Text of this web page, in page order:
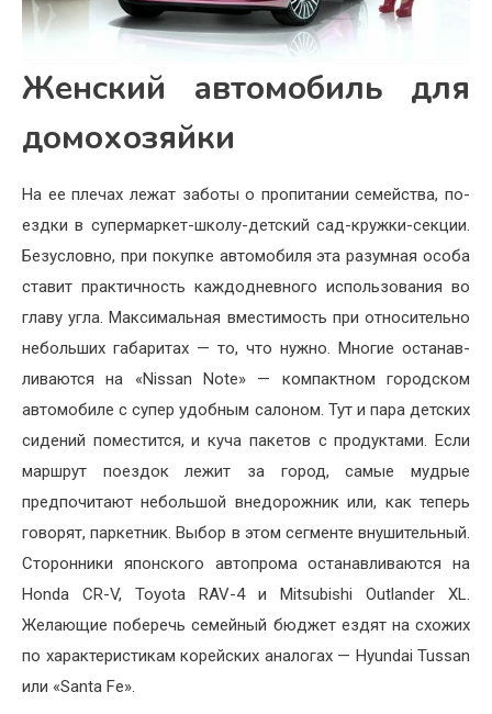
Женский автомобиль для
домохозяйки
На ее плечах лежат заботы о пропитании семейства, по­
ездки в супермаркет-школу-детский сад-кружки-секции.
Безусловно, при покупке ав­томобиля эта разумная особа
ставит практичность каждо­дневного использования во
главу угла. Максимальная вместимость при относитель­но
небольших габаритах — то, что нужно. Многие останав­
ливаются на «Nissan Note» — компактном городском
авто­мобиле с супер удобным сало­ном. Тут и пара детских
сидений поместится, и куча паке­тов с продуктами. Если
марш­рут поездок лежит за город, самые мудрые
предпочитают небольшой внедорожник или, как теперь
говорят, паркетник. Выбор в этом сегменте внушительный.
Сторонники японского автопрома останав­ливаются на
Honda CR-V, Toyota RAV-4 и Mitsubishi Outlander XL.
Желающие по­беречь семейный бюджет ез­дят на схожих
по характерис­тикам корейских аналогах — Hyundai Tussan
или «Santa Fe».